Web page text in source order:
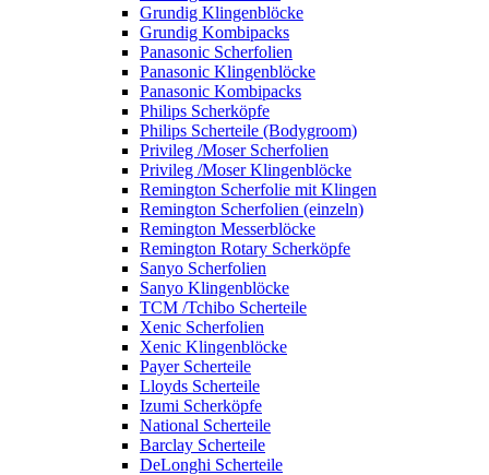
Grundig Klingenblöcke
Grundig Kombipacks
Panasonic Scherfolien
Panasonic Klingenblöcke
Panasonic Kombipacks
Philips Scherköpfe
Philips Scherteile (Bodygroom)
Privileg /Moser Scherfolien
Privileg /Moser Klingenblöcke
Remington Scherfolie mit Klingen
Remington Scherfolien (einzeln)
Remington Messerblöcke
Remington Rotary Scherköpfe
Sanyo Scherfolien
Sanyo Klingenblöcke
TCM /Tchibo Scherteile
Xenic Scherfolien
Xenic Klingenblöcke
Payer Scherteile
Lloyds Scherteile
Izumi Scherköpfe
National Scherteile
Barclay Scherteile
DeLonghi Scherteile